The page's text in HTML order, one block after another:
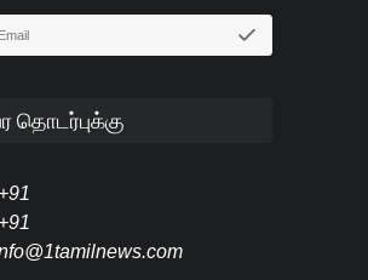
தொடர்புக்கு
+91
+91